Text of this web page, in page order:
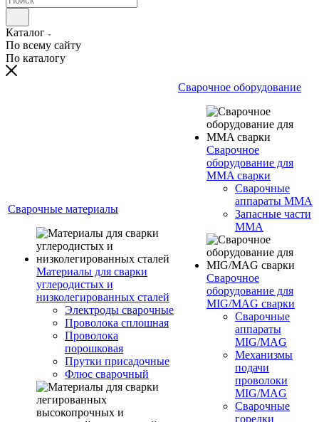
Каталог
По всему сайту
По каталогу
Сварочные материалы
Материалы для сварки
углеродистых и
низколегированных сталей
Электроды сварочные
Проволока сплошная
Проволока
порошковая
Прутки присадочные
Флюс сварочный
Сварочное оборудование
Сварочное
оборудование для
MMA сварки
Сварочные
аппараты MMA
Запасные части
MMA
Сварочное
оборудование для
MIG/MAG сварки
Сварочные
аппараты
MIG/MAG
Механизмы
подачи
проволоки
MIG/MAG
Сварочные
горелки